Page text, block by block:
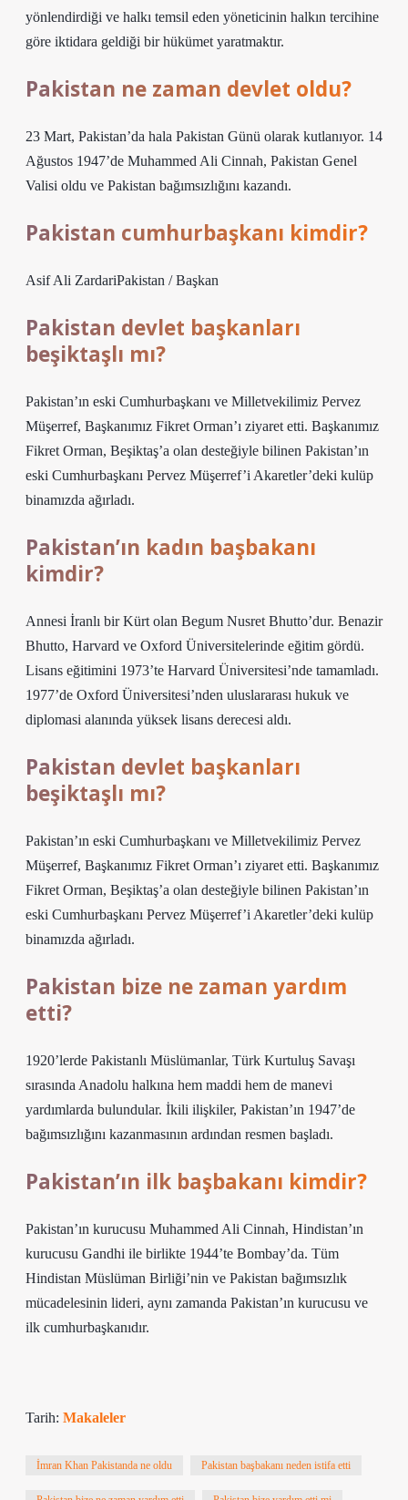
yönlendirdiği ve halkı temsil eden yöneticinin halkın tercihine
göre iktidara geldiği bir hükümet yaratmaktır.
Pakistan ne zaman devlet oldu?
23 Mart, Pakistan’da hala Pakistan Günü olarak kutlanıyor. 14
Ağustos 1947’de Muhammed Ali Cinnah, Pakistan Genel
Valisi oldu ve Pakistan bağımsızlığını kazandı.
Pakistan cumhurbaşkanı kimdir?
Asif Ali ZardariPakistan / Başkan
Pakistan devlet başkanları
beşiktaşlı mı?
Pakistan’ın eski Cumhurbaşkanı ve Milletvekilimiz Pervez
Müşerref, Başkanımız Fikret Orman’ı ziyaret etti. Başkanımız
Fikret Orman, Beşiktaş’a olan desteğiyle bilinen Pakistan’ın
eski Cumhurbaşkanı Pervez Müşerref’i Akaretler’deki kulüp
binamızda ağırladı.
Pakistan’ın kadın başbakanı
kimdir?
Annesi İranlı bir Kürt olan Begum Nusret Bhutto’dur. Benazir
Bhutto, Harvard ve Oxford Üniversitelerinde eğitim gördü.
Lisans eğitimini 1973’te Harvard Üniversitesi’nde tamamladı.
1977’de Oxford Üniversitesi’nden uluslararası hukuk ve
diplomasi alanında yüksek lisans derecesi aldı.
Pakistan devlet başkanları
beşiktaşlı mı?
Pakistan’ın eski Cumhurbaşkanı ve Milletvekilimiz Pervez
Müşerref, Başkanımız Fikret Orman’ı ziyaret etti. Başkanımız
Fikret Orman, Beşiktaş’a olan desteğiyle bilinen Pakistan’ın
eski Cumhurbaşkanı Pervez Müşerref’i Akaretler’deki kulüp
binamızda ağırladı.
Pakistan bize ne zaman yardım
etti?
1920’lerde Pakistanlı Müslümanlar, Türk Kurtuluş Savaşı
sırasında Anadolu halkına hem maddi hem de manevi
yardımlarda bulundular. İkili ilişkiler, Pakistan’ın 1947’de
bağımsızlığını kazanmasının ardından resmen başladı.
Pakistan’ın ilk başbakanı kimdir?
Pakistan’ın kurucusu Muhammed Ali Cinnah, Hindistan’ın
kurucusu Gandhi ile birlikte 1944’te Bombay’da. Tüm
Hindistan Müslüman Birliği’nin ve Pakistan bağımsızlık
mücadelesinin lideri, aynı zamanda Pakistan’ın kurucusu ve
ilk cumhurbaşkanıdır.
Tarih: Makaleler
İmran Khan Pakistanda ne oldu Pakistan başbakanı neden istifa etti